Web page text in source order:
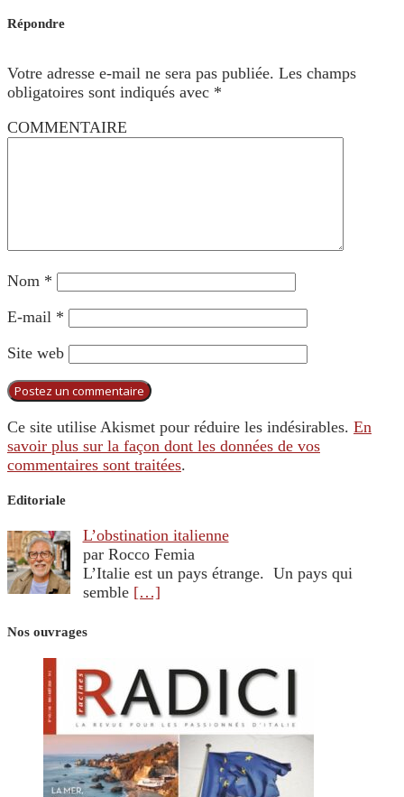
Répondre
Votre adresse e-mail ne sera pas publiée. Les champs
obligatoires sont indiqués avec *
COMMENTAIRE
Nom *
E-mail *
Site web
Ce site utilise Akismet pour réduire les indésirables. En
savoir plus sur la façon dont les données de vos
commentaires sont traitées.
Editoriale
L’obstination italienne
par Rocco Femia
L’Italie est un pays étrange. Un pays qui
semble […]
Nos ouvrages